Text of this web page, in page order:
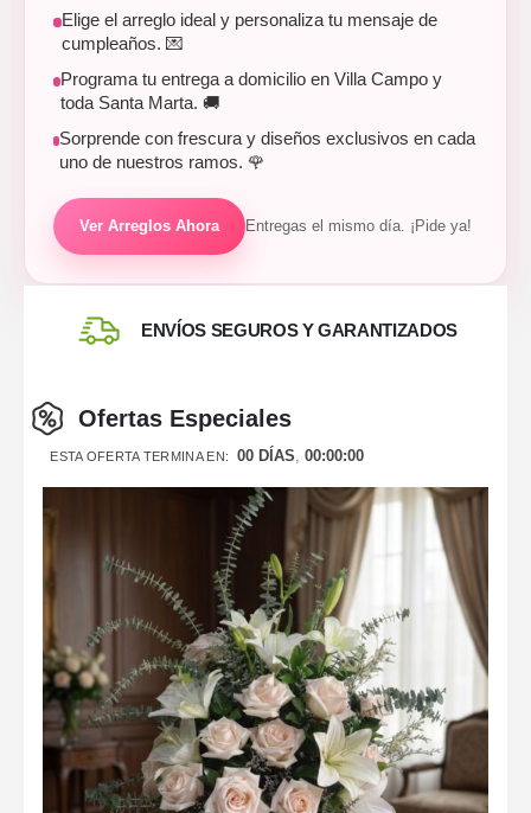
Elige el arreglo ideal y personaliza tu mensaje de
cumpleaños. 💌
Programa tu entrega a domicilio en Villa Campo y
toda Santa Marta. 🚚
Sorprende con frescura y diseños exclusivos en cada
uno de nuestros ramos. 🌹
Ver Arreglos Ahora Entregas el mismo día. ¡Pide ya!
ENVÍOS SEGUROS Y GARANTIZADOS
Ofertas Especiales
ESTA OFERTA TERMINA EN: 00 DÍAS 00:00:00